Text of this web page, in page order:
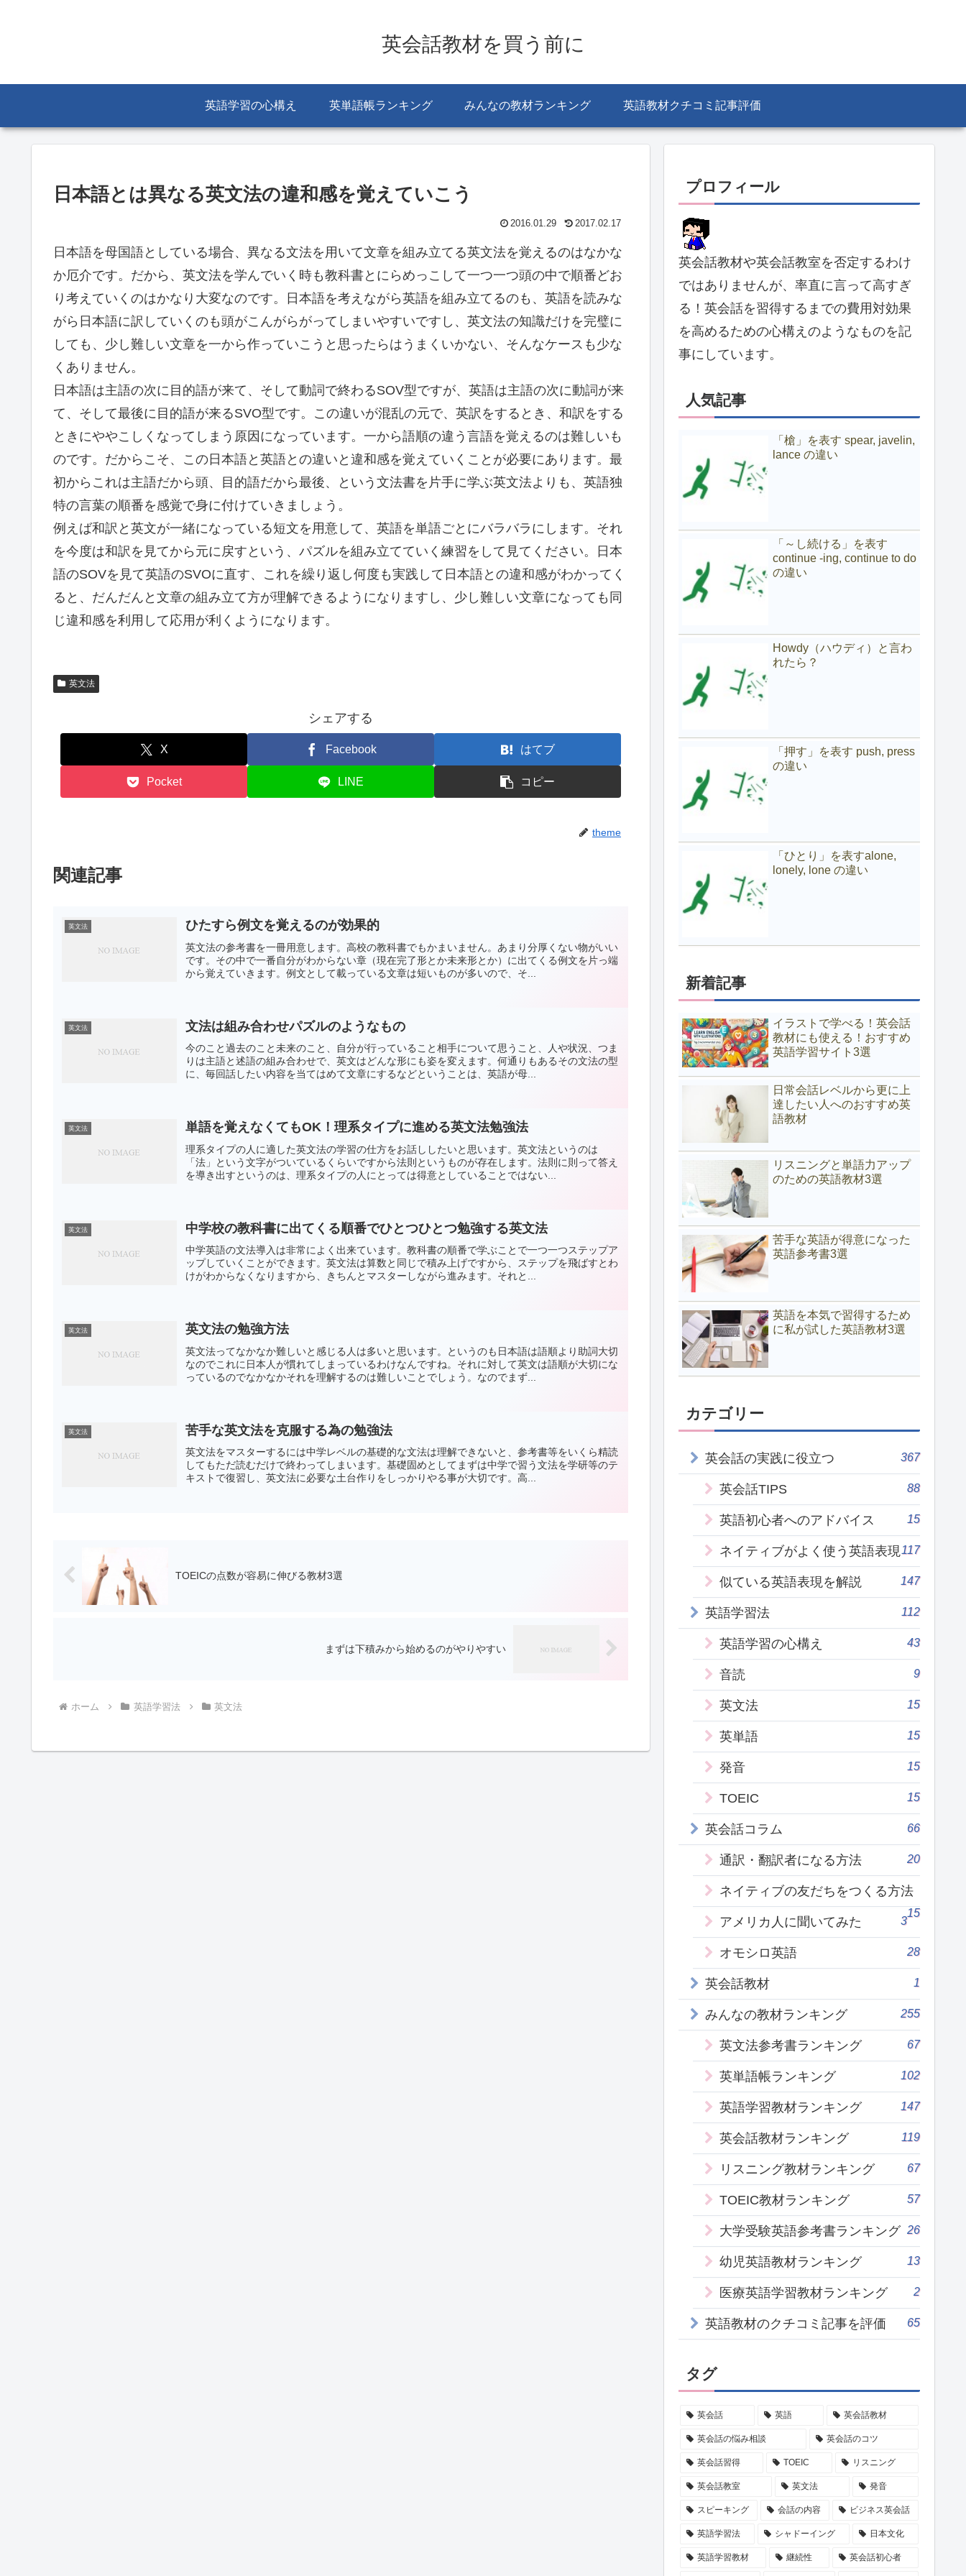
英会話教材を買う前に
英語学習の心構え 英単語帳ランキング みんなの教材ランキング 英語教材クチコミ記事評価
日本語とは異なる英文法の違和感を覚えていこう
2016.01.29 2017.02.17
日本語を母国語としている場合、異なる文法を用いて文章を組み立てる英文法を覚えるのはなかな
か厄介です。だから、英文法を学んでいく時も教科書とにらめっこして一つ一つ頭の中で順番どお
り考えていくのはかなり大変なのです。日本語を考えながら英語を組み立てるのも、英語を読みな
がら日本語に訳していくのも頭がこんがらがってしまいやすいですし、英文法の知識だけを完璧に
しても、少し難しい文章を一から作っていこうと思ったらはうまくいかない、そんなケースも少な
くありません。
日本語は主語の次に目的語が来て、そして動詞で終わるSOV型ですが、英語は主語の次に動詞が来
て、そして最後に目的語が来るSVO型です。この違いが混乱の元で、英訳をするとき、和訳をする
ときにややこしくなってしまう原因になっています。一から語順の違う言語を覚えるのは難しいも
のです。だからこそ、この日本語と英語との違いと違和感を覚えていくことが必要にあります。最
初からこれは主語だから頭、目的語だから最後、という文法書を片手に学ぶ英文法よりも、英語独
特の言葉の順番を感覚で身に付けていきましょう。
例えば和訳と英文が一緒になっている短文を用意して、英語を単語ごとにバラバラにします。それ
を今度は和訳を見てから元に戻すという、パズルを組み立てていく練習をして見てください。日本
語のSOVを見て英語のSVOに直す、これを繰り返し何度も実践して日本語との違和感がわかってく
ると、だんだんと文章の組み立て方が理解できるようになりますし、少し難しい文章になっても同
じ違和感を利用して応用が利くようになります。
英文法
シェアする
X Facebook はてブ
Pocket LINE コピー
theme
関連記事
英文法 ひたすら例文を覚えるのが効果的
英文法の参考書を一冊用意します。高校の教科書でもかまいません。あまり分厚くない物がいい
です。その中で一番自分がわからない章（現在完了形とか未来形とか）に出てくる例文を片っ端
から覚えていきます。例文として載っている文章は短いものが多いので、そ...
英文法 文法は組み合わせパズルのようなもの
今のこと過去のこと未来のこと、自分が行っていること相手について思うこと、人や状況、つま
りは主語と述語の組み合わせで、英文はどんな形にも姿を変えます。何通りもあるその文法の型
に、毎回話したい内容を当てはめて文章にするなどということは、英語が母...
英文法 単語を覚えなくてもOK！理系タイプに進める英文法勉強法
理系タイプの人に適した英文法の学習の仕方をお話ししたいと思います。英文法というのは
「法」という文字がついているくらいですから法則というものが存在します。法則に則って答え
を導き出すというのは、理系タイプの人にとっては得意としていることではない...
英文法 中学校の教科書に出てくる順番でひとつひとつ勉強する英文法
中学英語の文法導入は非常によく出来ています。教科書の順番で学ぶことで一つ一つステップア
ップしていくことができます。英文法は算数と同じで積み上げですから、ステップを飛ばすとわ
けがわからなくなりますから、きちんとマスターしながら進みます。それと...
英文法 英文法の勉強方法
英文法ってなかなか難しいと感じる人は多いと思います。というのも日本語は語順より助詞大切
なのでこれに日本人が慣れてしまっているわけなんですね。それに対して英文は語順が大切にな
っているのでなかなかそれを理解するのは難しいことでしょう。なのでまず...
英文法 苦手な英文法を克服する為の勉強法
英文法をマスターするには中学レベルの基礎的な文法は理解できないと、参考書等をいくら精読
してもただ読むだけで終わってしまいます。基礎固めとしてまずは中学で習う文法を学研等のテ
キストで復習し、英文法に必要な土台作りをしっかりやる事が大切です。高...
TOEICの点数が容易に伸びる教材3選
まずは下積みから始めるのがやりやすい
ホーム 英語学習法 英文法
プロフィール
英会話教材や英会話教室を否定するわけ
ではありませんが、率直に言って高すぎ
る！英会話を習得するまでの費用対効果
を高めるための心構えのようなものを記
事にしています。
人気記事
「槍」を表す spear, javelin,
lance の違い
「～し続ける」を表す
continue -ing, continue to do
の違い
Howdy（ハウディ）と言わ
れたら？
「押す」を表す push, press
の違い
「ひとり」を表すalone,
lonely, lone の違い
新着記事
イラストで学べる！英会話
教材にも使える！おすすめ
英語学習サイト3選
日常会話レベルから更に上
達したい人へのおすすめ英
語教材
リスニングと単語力アップ
のための英語教材3選
苦手な英語が得意になった
英語参考書3選
英語を本気で習得するため
に私が試した英語教材3選
カテゴリー
英会話の実践に役立つ 367
英会話TIPS 88
英語初心者へのアドバイス 15
ネイティブがよく使う英語表現117
似ている英語表現を解説 147
英語学習法 112
英語学習の心構え 43
音読 9
英文法 15
英単語 15
発音 15
TOEIC 15
英会話コラム 66
通訳・翻訳者になる方法 20
ネイティブの友だちをつくる方法
15
アメリカ人に聞いてみた 3
オモシロ英語 28
英会話教材 1
みんなの教材ランキング 255
英文法参考書ランキング 67
英単語帳ランキング 102
英語学習教材ランキング 147
英会話教材ランキング 119
リスニング教材ランキング 67
TOEIC教材ランキング 57
大学受験英語参考書ランキング 26
幼児英語教材ランキング 13
医療英語学習教材ランキング 2
英語教材のクチコミ記事を評価 65
タグ
英会話 英語 英会話教材
英会話の悩み相談 英会話のコツ
英会話習得 TOEIC リスニング
英会話教室 英文法 発音
スピーキング 会話の内容 ビジネス英会話
英語学習法 シャドーイング 日本文化
英語学習教材 継続性 英会話初心者